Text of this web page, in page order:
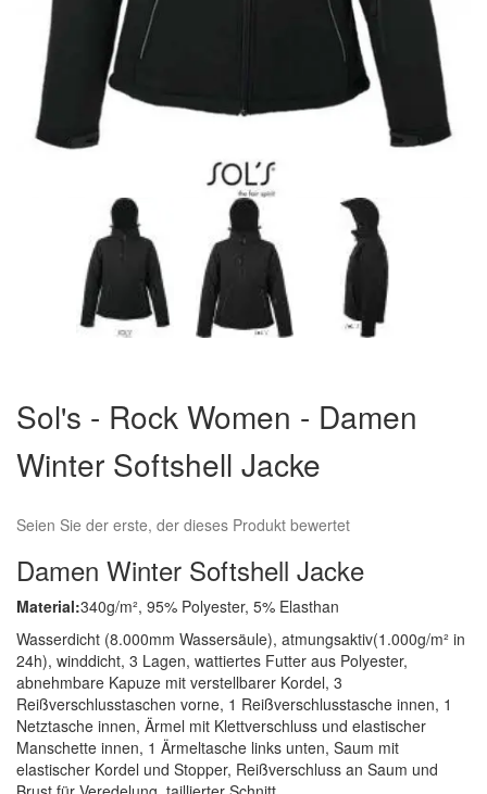
der
Bildergalerie
springen
Sol's - Rock Women - Damen
Winter Softshell Jacke
Seien Sie der erste, der dieses Produkt bewertet
Damen Winter Softshell Jacke
Material:340g/m², 95% Polyester, 5% Elasthan
Wasserdicht (8.000mm Wassersäule), atmungsaktiv(1.000g/m² in
24h), winddicht, 3 Lagen, wattiertes Futter aus Polyester,
abnehmbare Kapuze mit verstellbarer Kordel, 3
Reißverschlusstaschen vorne, 1 Reißverschlusstasche innen, 1
Netztasche innen, Ärmel mit Klettverschluss und elastischer
Manschette innen, 1 Ärmeltasche links unten, Saum mit
elastischer Kordel und Stopper, Reißverschluss an Saum und